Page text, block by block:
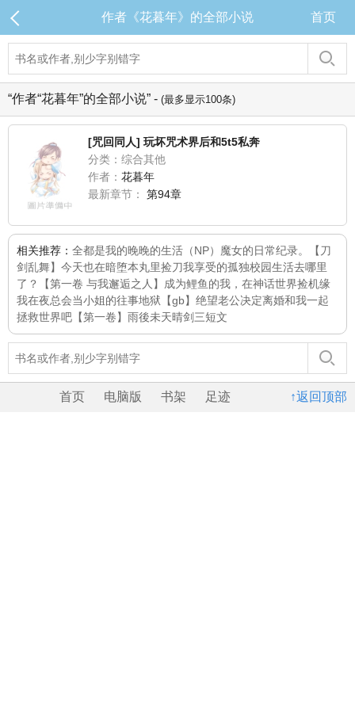
作者《花暮年》的全部小说 首页
“作者“花暮年”的全部小说” - (最多显示100条)
[咒回同人] 玩坏咒术界后和5t5私奔
分类：综合其他
作者： 花暮年
最新章节：
第94章
相关推荐： 全都是我的晚晚的生活（NP） 魔女的日常纪录。
【刀
剑乱舞】今天也在暗堕本丸里捡刀我享受的孤独校园生活去哪里
了？【第一卷 与我邂逅之人】 成为鲤鱼的我，在神话世界捡机缘
我在夜总会当小姐的往事地狱 【gb】绝望老公决定离婚和我一起
拯救世界吧【第一卷】 雨後未天晴剑三短文
↑返回顶部
首页 电脑版 书架 足迹